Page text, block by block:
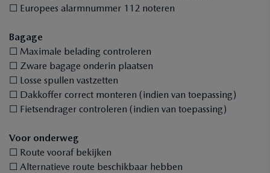
☐ Europees alarmnummer 112 noteren
Bagage
☐ Maximale belading controleren
☐ Zware bagage onderin plaatsen
☐ Losse spullen vastzetten
☐ Dakkoffer correct monteren (indien van toepassing)
☐ Fietsendrager controleren (indien van toepassing)
Voor onderweg
☐ Route vooraf bekijken
☐ Alternatieve route beschikbaar hebben